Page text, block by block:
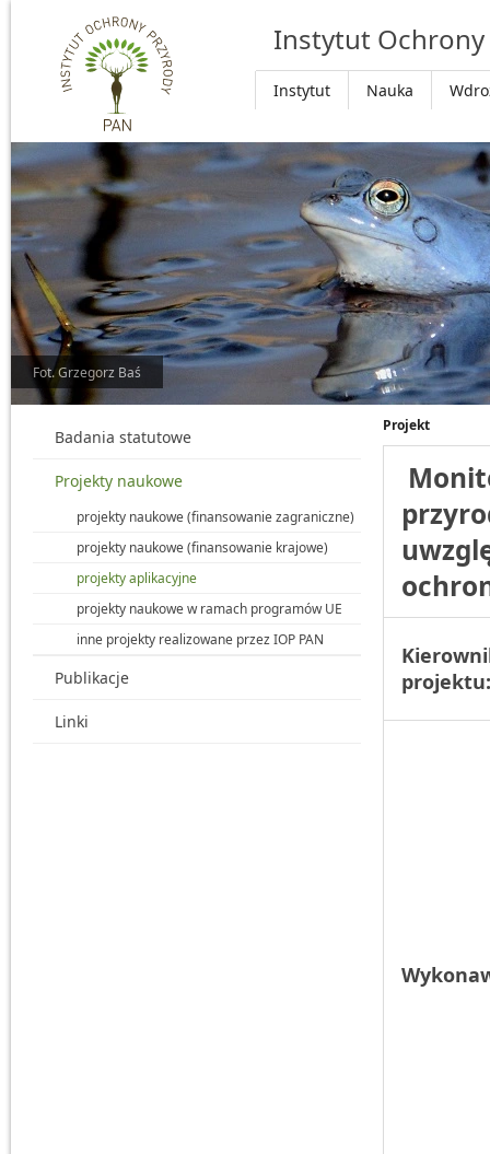
Przejdź do głównej treści
Instytut Ochrony
Instytut Nauka
Fot. Grzegorz Baś
Badania statutowe
Projekty naukowe
projekty naukowe (finansowanie zagraniczne)
projekty naukowe (finansowanie krajowe)
projekty aplikacyjne
projekty naukowe w ramach programów UE
inne projekty realizowane przez IOP PAN
Publikacje
Linki
Projekt
projektu: